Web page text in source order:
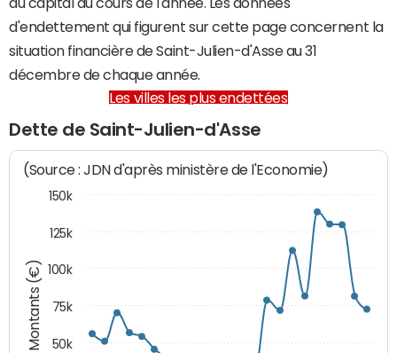
d'endettement qui figurent sur cette page concernent la
situation financière de Saint-Julien-d'Asse au 31
décembre de chaque année.
Les villes les plus endettées
Dette de Saint-Julien-d'Asse
Montants (€)
(Source : JDN d'après ministère de l'Economie)
50k
75k
100k
125k
150k